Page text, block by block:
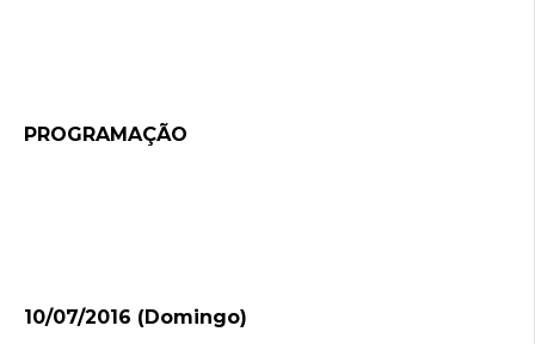
PROGRAMAÇÃO
10/07/2016 (Domingo)